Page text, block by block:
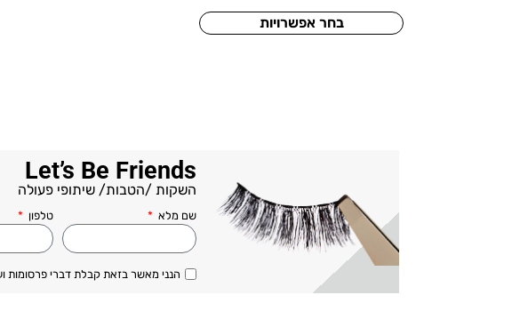
בחר אפשרויות
Let’s Be Friends
השקות /הטבות/ שיתופי פעולה
שם מלא טלפון
הנני מאשר בזאת קבלת דברי פרסומות